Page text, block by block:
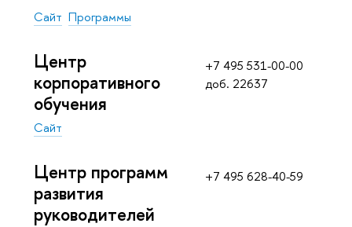
Сайт Программы
Центр
корпоративного
обучения
Сайт
+7 495 531-00-00
доб. 22637
Центр программ
развития
руководителей
+7 495 628-40-59